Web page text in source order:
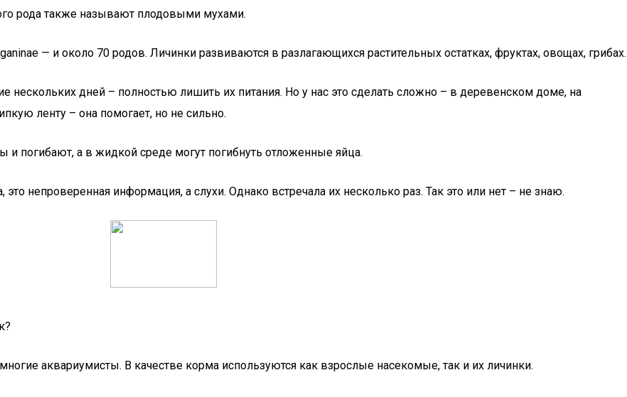
рода также называют плодовыми мухами.
— и около 70 родов. Личинки развиваются в разлагающихся растительных остатках, фруктах, овощах, грибах.
нескольких дней – полностью лишить их питания. Но у нас это сделать сложно – в деревенском доме, на
ленту – она помогает, но не сильно.
погибают, а в жидкой среде могут погибнуть отложенные яйца.
непроверенная информация, а слухи. Однако встречала их несколько раз. Так это или нет – не знаю.
аквариумисты. В качестве корма используются как взрослые насекомые, так и их личинки.